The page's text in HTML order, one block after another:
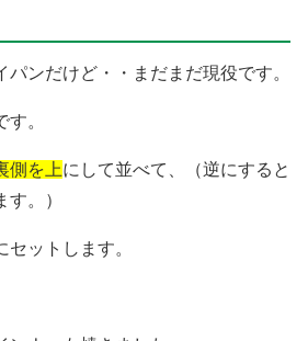
ンだけど・・まだまだ現役です。
。
側を上にして並べて、（逆にすると
す。）
ットします。